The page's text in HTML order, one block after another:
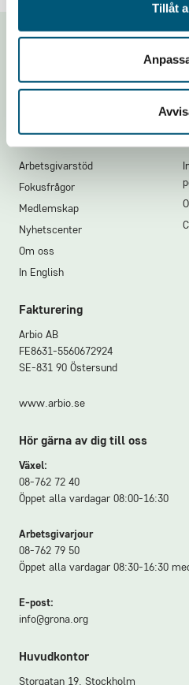
Tillåt
Arbetsgivarstöd
Fokusfrågor
Medlemskap
Nyhetscenter
Om oss
In English
Fakturering
Arbio AB
FE8631-5560672924
SE-831 90 Östersund
www.arbio.se
Hör gärna av dig till oss
Växel:
08-762 72 40
Öppet alla vardagar 08:00-16:30
Arbetsgivarjour
08-762 79 50
Öppet alla vardagar 08:30-16:30
E-post:
info@grona.org
Huvudkontor
Storgatan 19, Stockholm